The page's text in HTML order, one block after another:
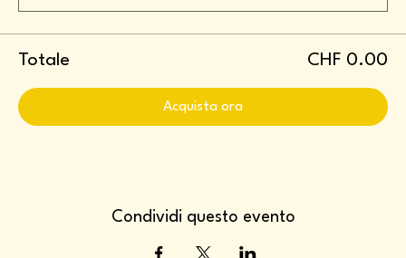
Totale CHF 0.00
Acquista ora
Condividi questo evento